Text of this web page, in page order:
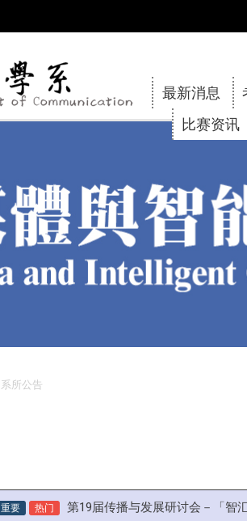
最新消息
比赛资讯
系所公告
重要 热门 第19届传播与发展研讨会－「智